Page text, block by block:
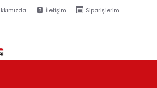
İletişim Siparişlerim